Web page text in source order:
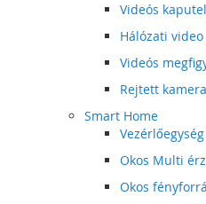
Videós
Hálózati
Videós
Rejtett kamera
Smart Home
Vezérlőegység
Okos Multi
Okos